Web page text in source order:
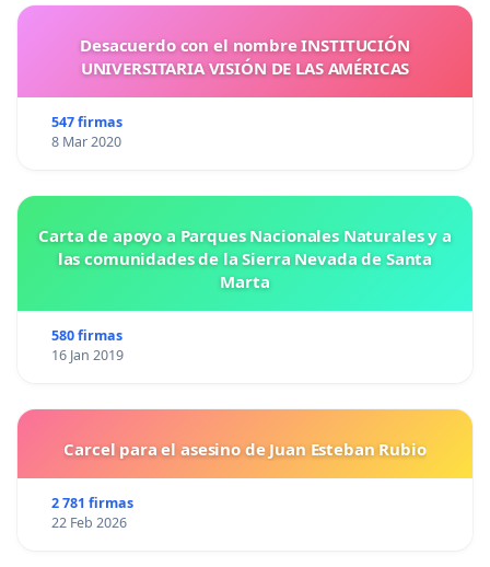
Desacuerdo con el nombre INSTITUCIÓN
UNIVERSITARIA VISIÓN DE LAS AMÉRICAS
547 firmas
8 Mar 2020
Carta de apoyo a Parques Nacionales Naturales y a
las comunidades de la Sierra Nevada de Santa
Marta
580 firmas
16 Jan 2019
Carcel para el asesino de Juan Esteban Rubio
2 781 firmas
22 Feb 2026